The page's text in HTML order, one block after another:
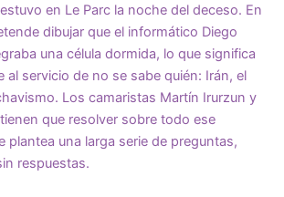
en Le Parc la noche del deceso. En
dibujar que el informático Diego
una célula dormida, lo que significa
al servicio de no se sabe quién: Irán, el
Los camaristas Martín Irurzun y
que resolver sobre todo ese
plantea una larga serie de preguntas,
respuestas.